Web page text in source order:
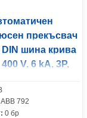
прекъсвач
DIN шина крива
V, 6 kA, 3P,
792
0 бр